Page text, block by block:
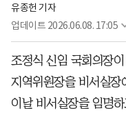
유종헌 기자
업데이트 2026.06.08. 17:05
조정식 신임 국회의장
지역위원장을 비서실장
이날 비서실장을 임명